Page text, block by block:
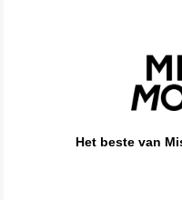
Het beste van